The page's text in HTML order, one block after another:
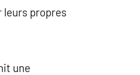
leurs propres
une